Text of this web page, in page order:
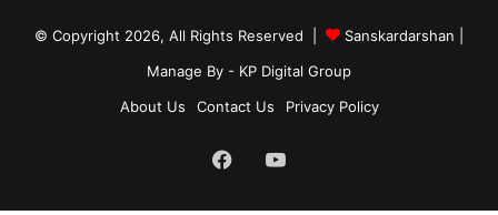
© Copyright 2026, All Rights Reserved | Sanskardarshan
Manage By - KP Digital Group
About Us
Contact Us Privacy Policy
FacebookYouTube